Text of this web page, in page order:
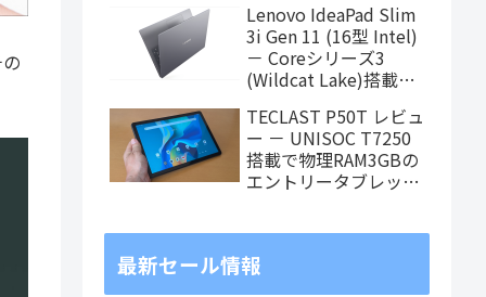
ィング中
Lenovo IdeaPad Slim
3i Gen 11 (16型 Intel)
－ Coreシリーズ3
(Wildcat Lake)搭載の
ノート
TECLAST P50T レビュ
ー － UNISOC T7250
搭載で物理RAM3GBの
エントリータブレッ
最新セール情報